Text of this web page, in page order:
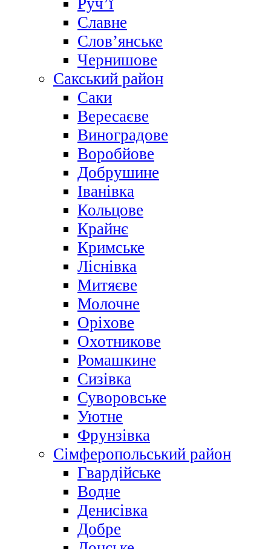
Руч’ї
Славне
Слов’янське
Чернишове
Сакський район
Саки
Вересаєве
Виноградове
Воробйове
Добрушине
Іванівка
Кольцове
Крайнє
Кримське
Ліснівка
Митяєве
Молочне
Оріхове
Охотникове
Ромашкине
Сизівка
Суворовське
Уютне
Фрунзівка
Сімферопольський район
Гвардійське
Водне
Денисівка
Добре